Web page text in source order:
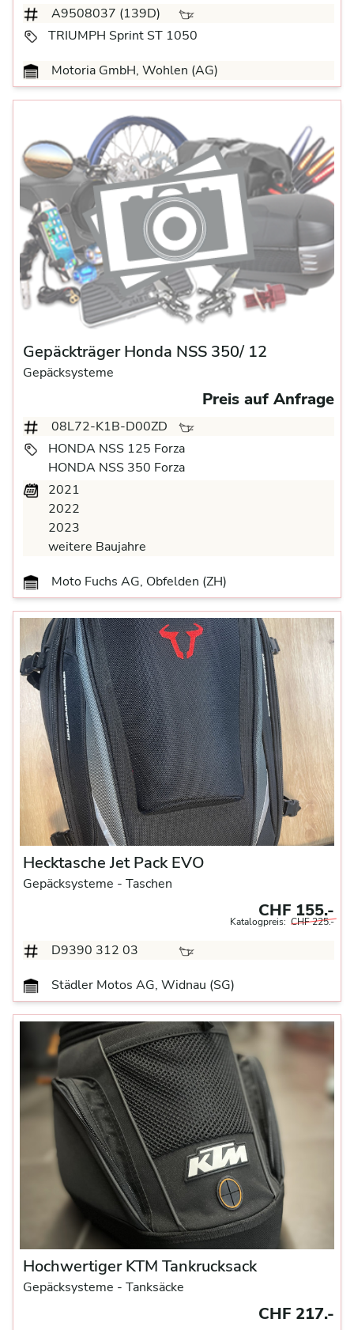
A9508037 (139D)
TRIUMPH Sprint ST 1050
Motoria GmbH, Wohlen (AG)
Gepäckträger Honda NSS 350/ 12
Gepäcksysteme
Preis auf Anfrage
08L72-K1B-D00ZD
HONDA NSS 125 Forza
HONDA NSS 350 Forza
2021
2022
2023
weitere Baujahre
Moto Fuchs AG, Obfelden (ZH)
Hecktasche Jet Pack EVO
Gepäcksysteme - Taschen
CHF 155.-
Katalogpreis: CHF 225.-
D9390 312 03
Städler Motos AG, Widnau (SG)
Hochwertiger KTM Tankrucksack
Gepäcksysteme - Tanksäcke
CHF 217.-